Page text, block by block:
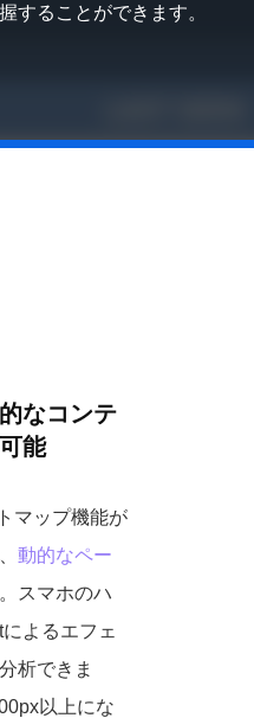
することができます。
なコンテ
能
マップ機能が
動的なペー
スマホのハ
よるエフェ
析できま
以上にな